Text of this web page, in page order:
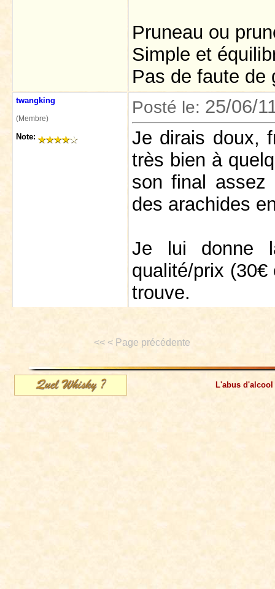
Pruneau ou
Simple et
Pas de faute de
twangking
(Membre)
Note:
Posté le: 25/06/
Je dirais doux,
très bien à
son final assez
des arachides
Je lui donne
qualité/prix
trouve.
<< < Page précédente
L'abus